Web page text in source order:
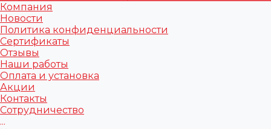
Компания
Новости
Политика конфиденциальности
Сертификаты
Отзывы
Наши работы
Оплата и установка
Акции
Контакты
Сотрудничество
...